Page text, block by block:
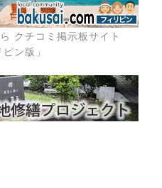
クチコミ掲示板サイト
ン版」